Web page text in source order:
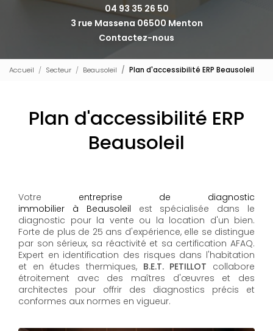
04 93 35 26 50
3 rue Massena 06500 Menton
Contactez-nous
Accueil Secteur Beausoleil Plan d'accessibilité ERP Beausoleil
Plan d'accessibilité ERP
Beausoleil
Votre entreprise de diagnostic
immobilier à Beausoleil est spécialisée dans le
diagnostic pour la vente ou la location d'un bien.
Forte de plus de 25 ans d'expérience, elle se distingue
par son sérieux, sa réactivité et sa certification AFAQ.
Expert en identification des risques dans l'habitation
et en études thermiques, B.E.T. PETILLOT collabore
étroitement avec des maîtres d'œuvres et des
architectes pour offrir des diagnostics précis et
conformes aux normes en vigueur.